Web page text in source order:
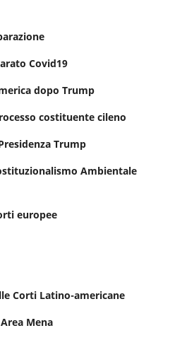
Covid19
dopo Trump
costituente cileno
Trump
Ambientale
europee
Corti Latino-americane
Mena